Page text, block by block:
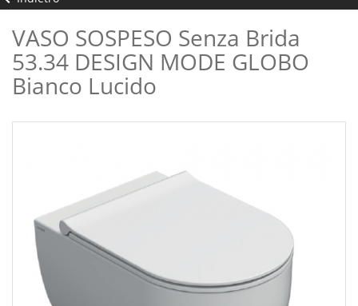
VASO SOSPESO Senza Brida
53.34 DESIGN MODE GLOBO
Bianco Lucido